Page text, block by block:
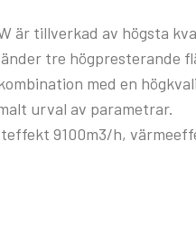
är tillverkad av högsta
tre högpresterande
med en
urval av parametrar.
9100m3/h,